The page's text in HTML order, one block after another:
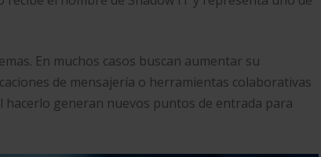
En muchos casos buscan aumentar su
de mensajería o herramientas colaborativas
hacerlo generan nuevos puntos de entrada para